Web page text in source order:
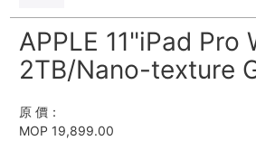
APPLE 11"iPad Pro
2TB/Nano-texture
原 價：
MOP 19,899.00